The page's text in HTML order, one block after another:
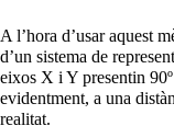
A l’hora d’usar aquest
d’un sistema de
eixos X i Y presentin
evidentment, a una
realitat.